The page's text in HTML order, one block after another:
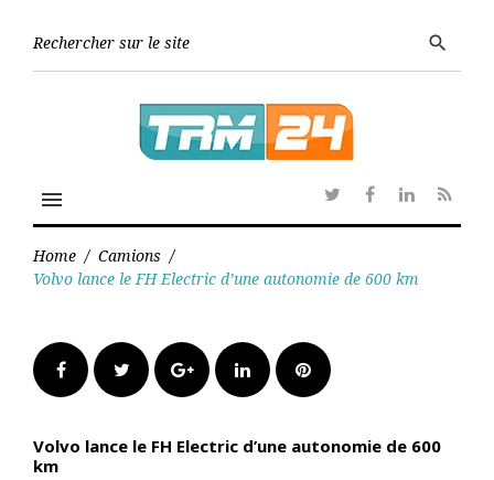
search
menu
TwitterFacebook
Linkedin
RSS
Home / Camions /
Volvo lance le FH Electric d’une autonomie de 600 km
FacebookTwitter Google+LinkedInPinterest
Volvo lance le FH Electric d’une autonomie de 600
km